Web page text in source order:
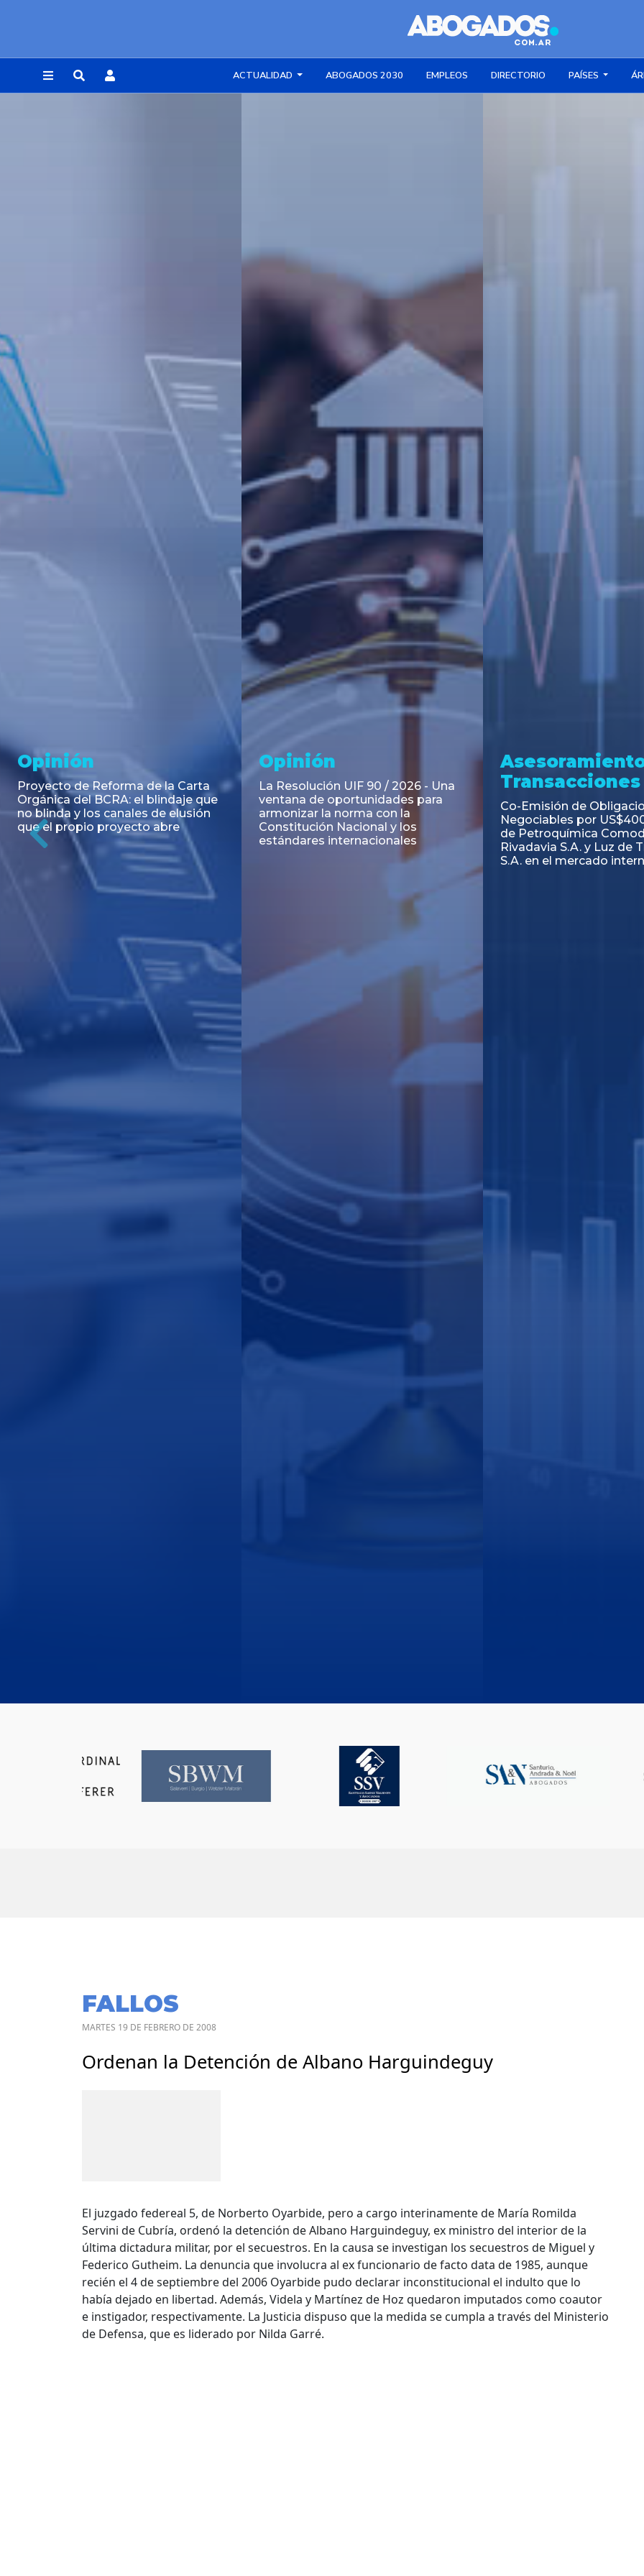
ACTUALIDAD ABOGADOS 2030 EMPLEOS DIRECTORIO PAÍSES
Noticia
RESOLUCIÓN 271/2026 de la
SECRETARIA DE COORDINACIÓN
DE PRODUCCIÓN: Actualización y
unificación de las advertencias
obligatorias en la publicidad de
juegos y apuestas en...
Asesoramiento y
Transacciones
Emisión de Obligaciones
Negociables Clase E de Central
Puerto S.A. por un Valor Nominal
de U$S 98.897.303
Transacciones
PAGBAM asesoró a
autorización para la
de los Certificados de
del Fideicomiso
Inmobiliario "Espacio
Previous
FALLOS
MARTES 19 DE FEBRERO DE 2008
Ordenan la Detención de Albano Harguindeguy
El juzgado federeal 5, de Norberto Oyarbide, pero a cargo interinamente de María Romilda
Servini de Cubría, ordenó la detención de Albano Harguindeguy, ex ministro del interior de la
última dictadura militar, por el secuestros. En la causa se investigan los secuestros de Miguel y
Federico Gutheim. La denuncia que involucra al ex funcionario de facto data de 1985, aunque
recién el 4 de septiembre del 2006 Oyarbide pudo declarar inconstitucional el indulto que lo
había dejado en libertad. Además, Videla y Martínez de Hoz quedaron imputados como coautor
e instigador, respectivamente. La Justicia dispuso que la medida se cumpla a través del Ministerio
de Defensa, que es liderado por Nilda Garré.